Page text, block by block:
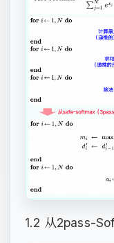
1.2 从2pass-